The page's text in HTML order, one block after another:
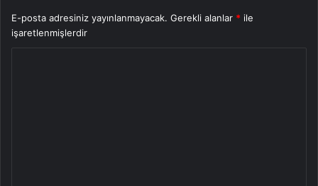
E-posta adresiniz yayınlanmayacak. Gerekli alanlar * ile
işaretlenmişlerdir